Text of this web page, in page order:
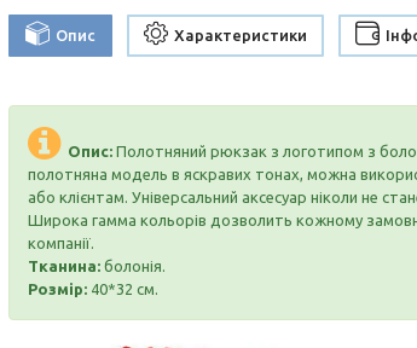
Опис Характеристики
Опис: Полотняний рюкзак з логотипом з
полотняна модель в яскравих тонах, можна
або клієнтам. Універсальний аксесуар ніколи не
Широка гамма кольорів дозволить кожному
компанії.
Тканина: болонія.
Розмір: 40*32 см.